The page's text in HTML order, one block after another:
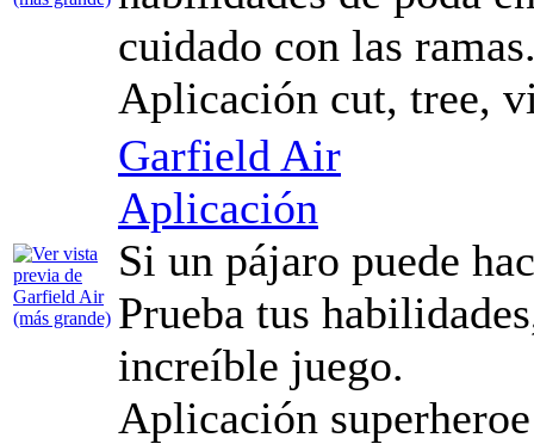
cuidado con las
Aplicación cut, tree,
Garfield Air
Aplicación
Si un pájaro puede
Prueba tus
increíble juego.
Aplicación